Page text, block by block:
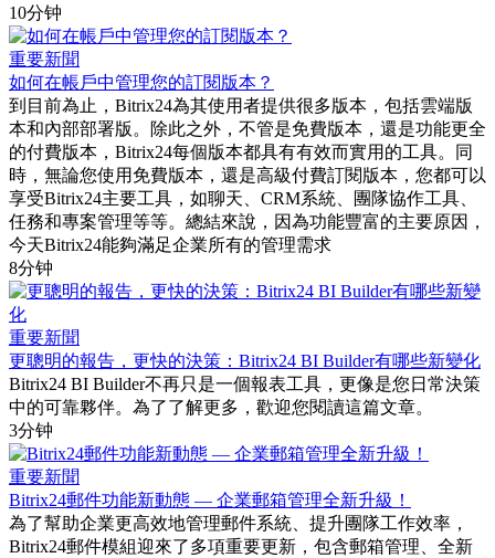
10分钟
重要新聞
如何在帳戶中管理您的訂閱版本？
到目前為止，Bitrix24為其使用者提供很多版本，包括雲端版
本和內部部署版。除此之外，不管是免費版本，還是功能更全
的付費版本，Bitrix24每個版本都具有有效而實用的工具。同
時，無論您使用免費版本，還是高級付費訂閱版本，您都可以
享受Bitrix24主要工具，如聊天、CRM系統、團隊協作工具、
任務和專案管理等等。總結來說，因為功能豐富的主要原因，
今天Bitrix24能夠滿足企業所有的管理需求
8分钟
重要新聞
更聰明的報告，更快的決策：Bitrix24 BI Builder有哪些新變化
Bitrix24 BI Builder不再只是一個報表工具，更像是您日常決策
中的可靠夥伴。為了了解更多，歡迎您閱讀這篇文章。
3分钟
重要新聞
Bitrix24郵件功能新動態 — 企業郵箱管理全新升級！
為了幫助企業更高效地管理郵件系統、提升團隊工作效率，
Bitrix24郵件模組迎來了多項重要更新，包含郵箱管理、全新